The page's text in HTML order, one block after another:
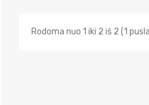
Rodoma nuo 1 iki 2 iš 2 (1